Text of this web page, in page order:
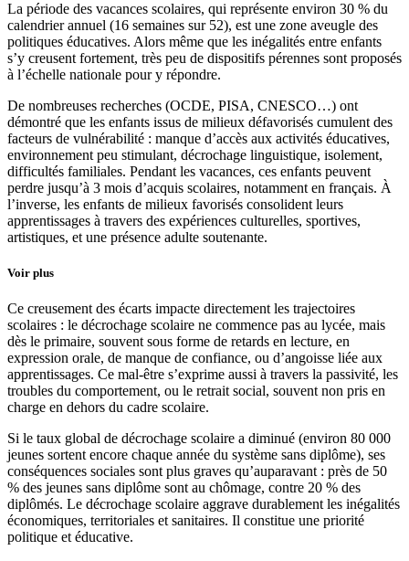
La période des vacances scolaires, qui représente environ 30 % du
calendrier annuel (16 semaines sur 52), est une zone aveugle des
politiques éducatives. Alors même que les inégalités entre enfants
s’y creusent fortement, très peu de dispositifs pérennes sont proposés
à l’échelle nationale pour y répondre.
De nombreuses recherches (OCDE, PISA, CNESCO…) ont
démontré que les enfants issus de milieux défavorisés cumulent des
facteurs de vulnérabilité : manque d’accès aux activités éducatives,
environnement peu stimulant, décrochage linguistique, isolement,
difficultés familiales. Pendant les vacances, ces enfants peuvent
perdre jusqu’à 3 mois d’acquis scolaires, notamment en français. À
l’inverse, les enfants de milieux favorisés consolident leurs
apprentissages à travers des expériences culturelles, sportives,
artistiques, et une présence adulte soutenante.
Voir plus
Ce creusement des écarts impacte directement les trajectoires
scolaires : le décrochage scolaire ne commence pas au lycée, mais
dès le primaire, souvent sous forme de retards en lecture, en
expression orale, de manque de confiance, ou d’angoisse liée aux
apprentissages. Ce mal-être s’exprime aussi à travers la passivité, les
troubles du comportement, ou le retrait social, souvent non pris en
charge en dehors du cadre scolaire.
Si le taux global de décrochage scolaire a diminué (environ 80 000
jeunes sortent encore chaque année du système sans diplôme), ses
conséquences sociales sont plus graves qu’auparavant : près de 50
% des jeunes sans diplôme sont au chômage, contre 20 % des
diplômés. Le décrochage scolaire aggrave durablement les inégalités
économiques, territoriales et sanitaires. Il constitue une priorité
politique et éducative.